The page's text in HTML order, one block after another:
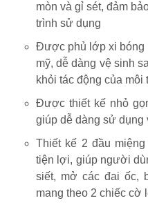
mòn và gỉ sét, đảm
trình sử dụng
Được phủ lớp xi bóng
mỹ, dễ dàng vệ sinh
khỏi tác động của môi
Được thiết kế nhỏ
giúp dễ dàng sử dụng
Thiết kế 2 đầu
tiện lợi, giúp người
siết, mở các đai ốc,
mang theo 2 chiếc cờ